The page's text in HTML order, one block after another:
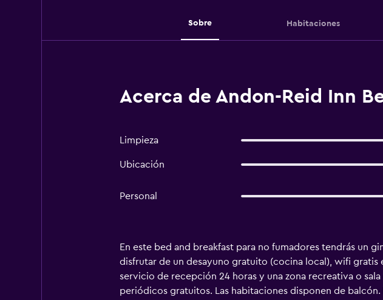
Sobre Habitaciones
Acerca de Andon-Reid Inn
Limpieza
Ubicación
Personal
En este bed and breakfast para no fumadores tendrás un
disfrutar de un desayuno gratuito (cocina local), wifi gratis
servicio de recepción 24 horas y una zona recreativa o
periódicos gratuitos. Las habitaciones disponen de